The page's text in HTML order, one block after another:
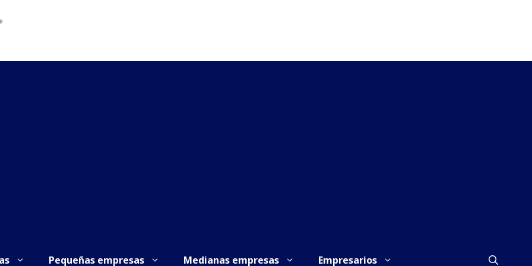
Pequeñas empresas Medianas empresas Empresarios